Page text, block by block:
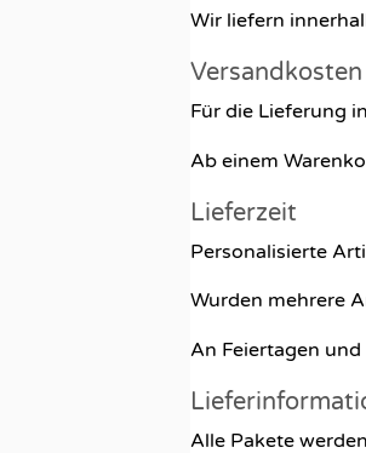
Wir liefern
Versandkosten
Für die Lieferung
Ab einem
Lieferzeit
Personalisierte
Wurden mehrere
An Feiertagen
Alle Pakete